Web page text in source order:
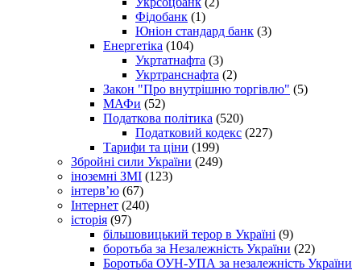
Фідобанк (1)
Юніон стандард банк (3)
Енергетіка (104)
Укртатнафта (3)
Укртранснафта (2)
Закон "Про внутрішню торгівлю" (5)
МАФи (52)
Податкова політика (520)
Податковий кодекс (227)
Тарифи та ціни (199)
Збройні сили України (249)
іноземні ЗМІ (123)
інтерв’ю (67)
Інтернет (240)
історія (97)
більшовицький терор в Україні (9)
боротьба за Незалежність України (22)
Боротьба ОУН-УПА за незалежність України